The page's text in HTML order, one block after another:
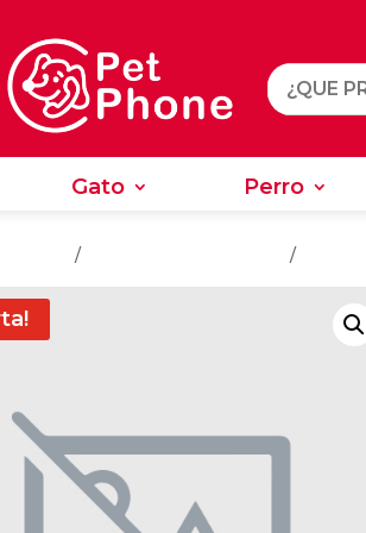
Gato Perro
/ /